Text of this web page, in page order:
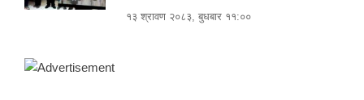
१३ श्रावण २०८३, बुधबार ११:००